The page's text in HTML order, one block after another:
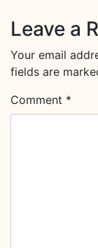
Leave a
Your email
fields are
Comment *